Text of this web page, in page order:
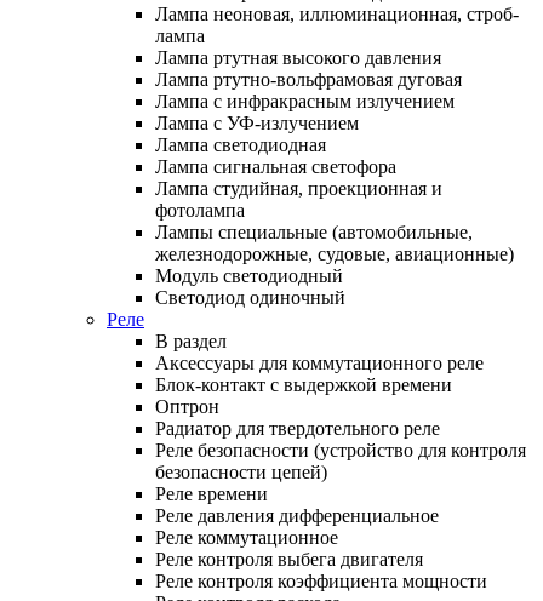
Лампа неоновая, иллюминационная, строб-
лампа
Лампа ртутная высокого давления
Лампа ртутно-вольфрамовая дуговая
Лампа с инфракрасным излучением
Лампа с УФ-излучением
Лампа светодиодная
Лампа сигнальная светофора
Лампа студийная, проекционная и
фотолампа
Лампы специальные (автомобильные,
железнодорожные, судовые, авиационные)
Модуль светодиодный
Светодиод одиночный
Реле
В раздел
Аксессуары для коммутационного реле
Блок-контакт с выдержкой времени
Оптрон
Радиатор для твердотельного реле
Реле безопасности (устройство для контроля
безопасности цепей)
Реле времени
Реле давления дифференциальное
Реле коммутационное
Реле контроля выбега двигателя
Реле контроля коэффициента мощности